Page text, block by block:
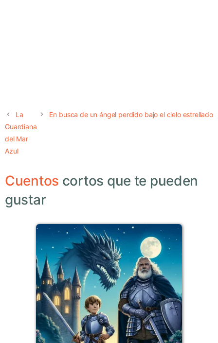
La
Guardiana
del Mar
Azul
En busca de un ángel perdido bajo el cielo estrellado
Cuentos cortos que te pueden
gustar